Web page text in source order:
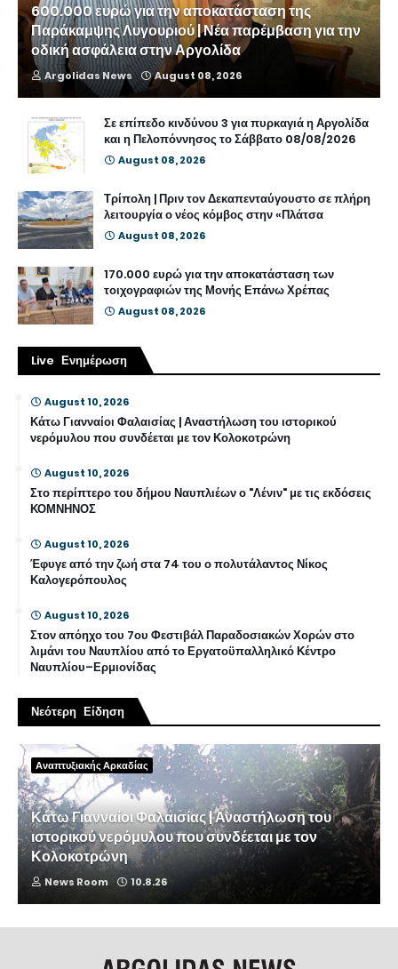
600.000 ευρώ για την αποκατάσταση της
Παράκαμψης Λυγουριού | Νέα παρέμβαση για την
οδική ασφάλεια στην Αργολίδα
Argolidas News August 08, 2026
Σε επίπεδο κινδύνου 3 για πυρκαγιά η Αργολίδα
και η Πελοπόννησος το Σάββατο 08/08/2026
August 08, 2026
Τρίπολη | Πριν τον Δεκαπενταύγουστο σε πλήρη
λειτουργία ο νέος κόμβος στην «Πλάτσα
August 08, 2026
170.000 ευρώ για την αποκατάσταση των
τοιχογραφιών της Μονής Επάνω Χρέπας
August 08, 2026
Live Ενημέρωση
August 10, 2026
Κάτω Γιανναίοι Φαλαισίας | Αναστήλωση του ιστορικού
νερόμυλου που συνδέεται με τον Κολοκοτρώνη
August 10, 2026
Στο περίπτερο του δήμου Ναυπλιέων ο "Λένιν" με τις εκδόσεις
ΚΟΜΝΗΝΟΣ
August 10, 2026
Έφυγε από την ζωή στα 74 του ο πολυτάλαντος Νίκος
Καλογερόπουλος
August 10, 2026
Στον απόηχο του 7ου Φεστιβάλ Παραδοσιακών Χορών στο
λιμάνι του Ναυπλίου από το Εργατοϋπαλληλικό Κέντρο
Ναυπλίου–Ερμιονίδας
Νεότερη Είδηση
Αναπτυξιακής Αρκαδίας
Κάτω Γιανναίοι Φαλαισίας | Αναστήλωση του
ιστορικού νερόμυλου που συνδέεται με τον
Κολοκοτρώνη
News Room 10.8.26